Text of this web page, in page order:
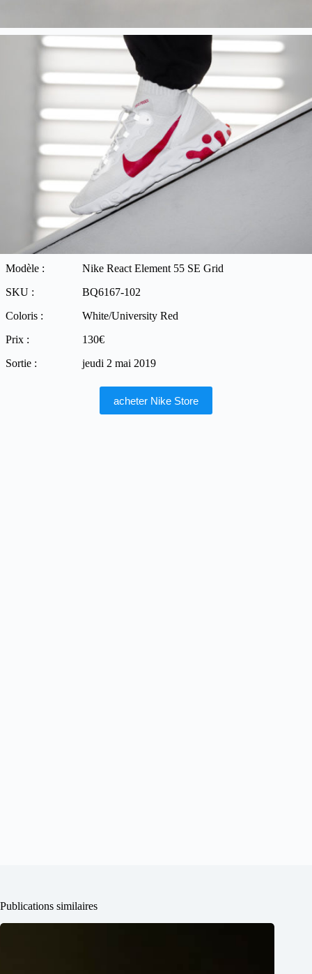
Modèle :
Nike React Element 55 SE Grid
SKU :
BQ6167-102
Coloris :
White/University Red
Prix :
130€
Sortie :
jeudi 2 mai 2019
acheter Nike Store
Publications similaires